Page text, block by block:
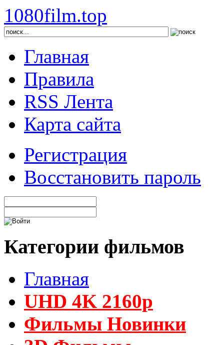
1080film.top
Главная
Правила
RSS Лента
Карта сайта
Регистрация
Восстановить пароль
Категории фильмов
Главная
UHD 4K 2160p
Фильмы Новинки